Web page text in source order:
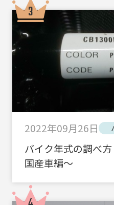
2022年09月26日
バイク年式の調べ
国産車編～